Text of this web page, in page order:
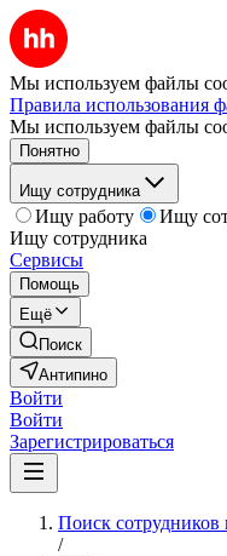
Мы используем файлы
Правила использования
Мы используем файлы
Понятно
Ищу сотрудника
Ищу работу
Ищу
Ищу сотрудника
Сервисы
Помощь
Ещё
Поиск
Антипино
Войти
Войти
Зарегистрироваться
Поиск
/